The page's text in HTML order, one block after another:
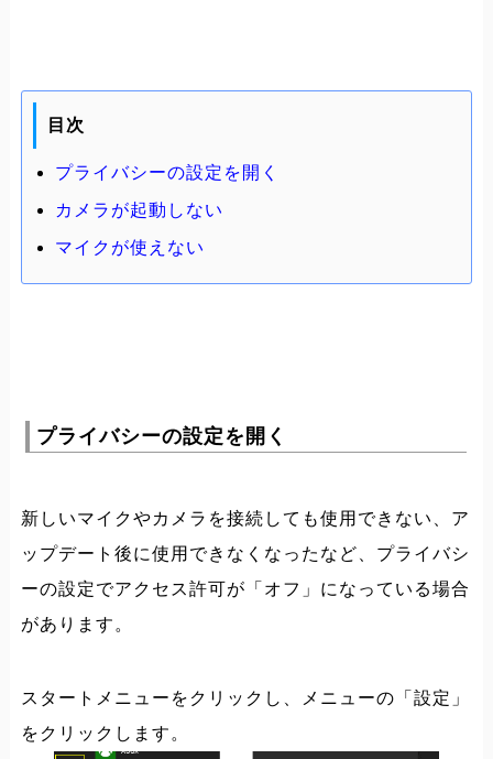
目次
プライバシーの設定を開く
カメラが起動しない
マイクが使えない
プライバシーの設定を開く
新しいマイクやカメラを接続しても使用できない、ア
ップデート後に使用できなくなったなど、プライバシ
ーの設定でアクセス許可が「オフ」になっている場合
があります。
スタートメニューをクリックし、メニューの「設定」
をクリックします。